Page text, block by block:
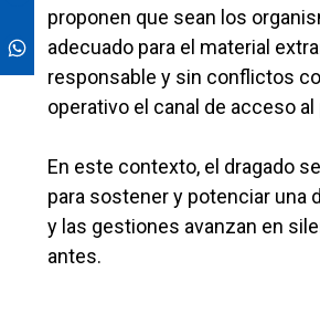
proponen que sean los
adecuado para el material
responsable y sin conflictos
operativo el canal de acceso
En este contexto, el dragado
para sostener y potenciar una
y las gestiones avanzan en
antes.